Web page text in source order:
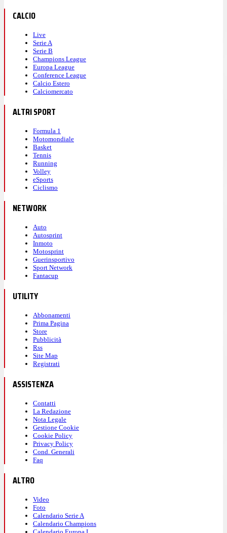
CALCIO
Live
Serie A
Serie B
Champions League
Europa League
Conference League
Calcio Estero
Calciomercato
ALTRI SPORT
Formula 1
Motomondiale
Basket
Tennis
Running
Volley
eSports
Ciclismo
NETWORK
Auto
Autosprint
Inmoto
Motosprint
Guerinsportivo
Sport Network
Fantacup
UTILITY
Abbonamenti
Prima Pagina
Store
Pubblicità
Rss
Site Map
Registrati
ASSISTENZA
Contatti
La Redazione
Nota Legale
Gestione Cookie
Cookie Policy
Privacy Policy
Cond. Generali
Faq
ALTRO
Video
Foto
Calendario Serie A
Calendario Champions